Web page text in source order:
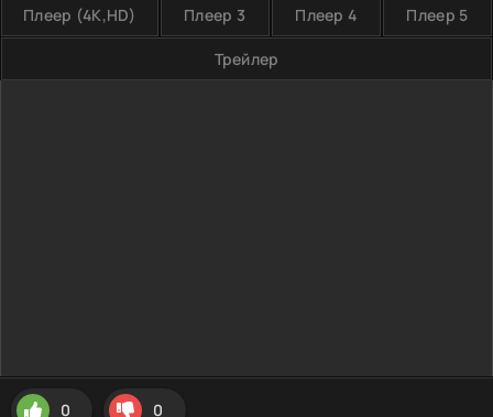
Плеер (4K,HD) Плеер 3 Плеер 4 Плеер 5
Трейлер
0 0